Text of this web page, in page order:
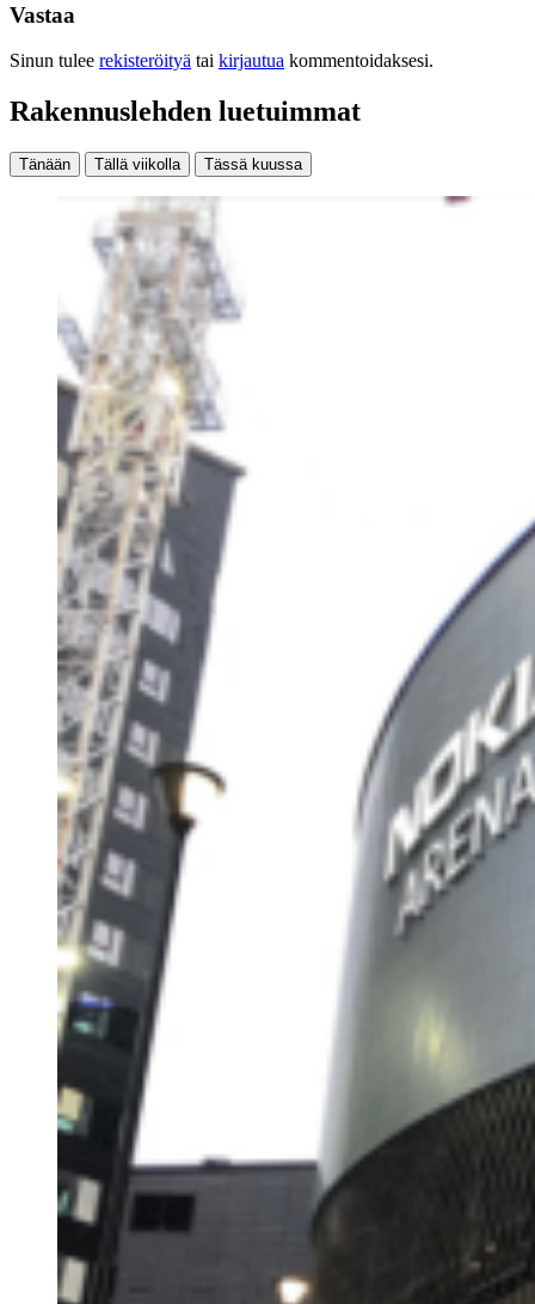
Vastaa
Sinun tulee rekisteröityä tai kirjautua kommentoidaksesi.
Rakennuslehden luetuimmat
Tänään Tällä viikolla Tässä kuussa